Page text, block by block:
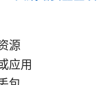
源
应用